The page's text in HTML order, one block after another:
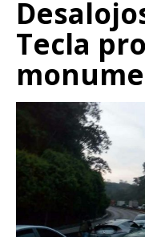
Tecla